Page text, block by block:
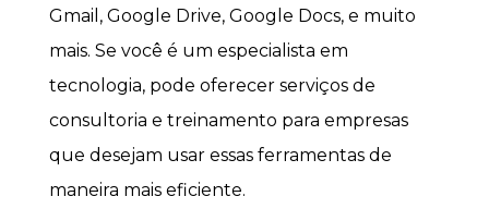
Gmail, Google Drive, Google Docs, e muito
mais. Se você é um especialista em
tecnologia, pode oferecer serviços de
consultoria e treinamento para empresas
que desejam usar essas ferramentas de
maneira mais eficiente.